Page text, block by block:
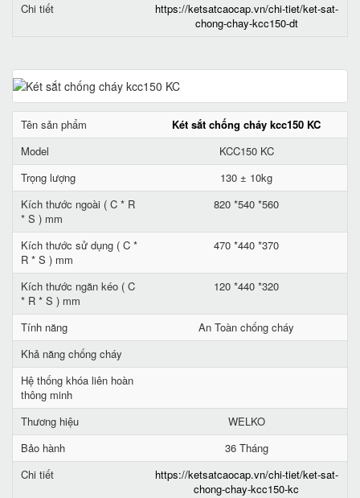
Chi tiết
https://ketsatcaocap.vn/chi-tiet/ket-sat-
chong-chay-kcc150-dt
Tên sản phẩm
Két sắt chống cháy kcc150 KC
Model
KCC150 KC
Trọng lượng
130 ± 10kg
Kích thước ngoài ( C * R
* S ) mm
820 *540 *560
Kích thước sử dụng ( C *
R * S ) mm
470 *440 *370
Kích thước ngăn kéo ( C
* R * S ) mm
120 *440 *320
Tính năng
An Toàn chống cháy
Khả năng chống cháy
Hệ thống khóa liên hoàn
thông minh
Thương hiệu
WELKO
Bảo hành
36 Tháng
Chi tiết
https://ketsatcaocap.vn/chi-tiet/ket-sat-
chong-chay-kcc150-kc